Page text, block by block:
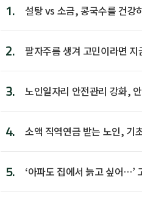
1. 설탕 vs 소금, 콩국수를 건강
2. 팔자주름 생겨 고민이라면 지
3.
노인일자리 안전관리 강화,
4.
소액 직역연금 받는 노인, 기
5.
‘아파도 집에서 늙고 싶어…’